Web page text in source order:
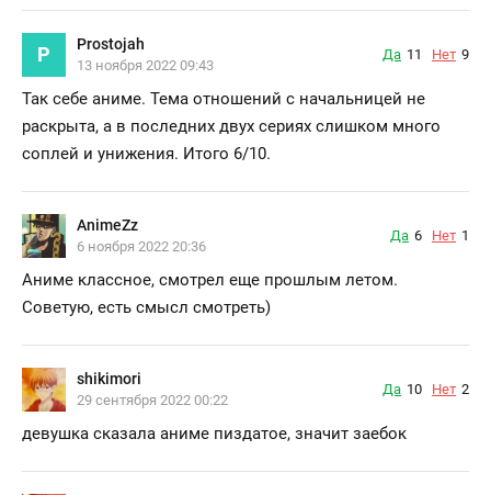
P Prostojah
13 ноября 2022 09:43
Да 11 Нет 9
Так себе аниме. Тема отношений с начальницей не
раскрыта, а в последних двух сериях слишком много
соплей и унижения. Итого 6/10.
AnimeZz
6 ноября 2022 20:36
Да 6 Нет 1
Аниме классное, смотрел еще прошлым летом.
Советую, есть смысл смотреть)
shikimori
29 сентября 2022 00:22
Да 10 Нет 2
девушка сказала аниме пиздатое, значит заебок